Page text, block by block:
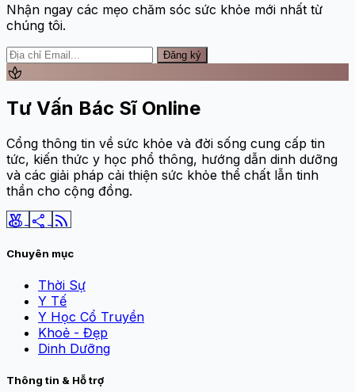
Nhận ngay các mẹo chăm sóc sức khỏe mới nhất từ
chúng tôi.
Đăng ký
spa
Tư Vấn Bác Sĩ Online
Cổng thông tin về sức khỏe và đời sống cung cấp tin
tức, kiến thức y học phổ thông, hướng dẫn dinh dưỡng
và các giải pháp cải thiện sức khỏe thể chất lẫn tinh
thần cho cộng đồng.
social_leaderboard share rss_feed
Chuyên mục
Thời Sự
Y Tế
Y Học Cổ Truyền
Khoẻ - Đẹp
Dinh Dưỡng
Thông tin & Hỗ trợ